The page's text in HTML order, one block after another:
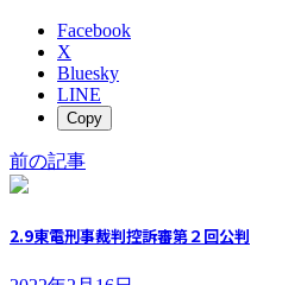
Facebook
X
Bluesky
LINE
Copy
前の記事
2.9東電刑事裁判控訴審第２回公判